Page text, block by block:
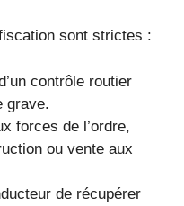
sont strictes :
contrôle routier
grave.
forces de l’ordre,
ou vente aux
de récupérer